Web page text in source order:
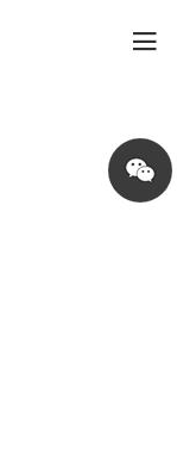
Share
on
wechat